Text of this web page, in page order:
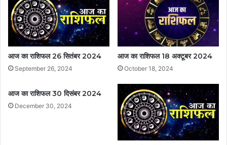
आज का राशिफल 26 सितंबर 2024
September 26, 2024
आज का राशिफल 18 अक्टूबर 2024
October 18, 2024
आज का राशिफल 30 दिसंबर 2024
December 30, 2024